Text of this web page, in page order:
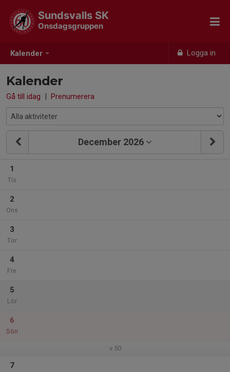
Kalender Logga in
Sundsvalls SK
Onsdagsgruppen
Kalender
Gå till idag | Prenumerera
December 2026
1
Tis
2
Ons
3
Tor
4
Fre
5
Lör
6
Sön
v.50
7